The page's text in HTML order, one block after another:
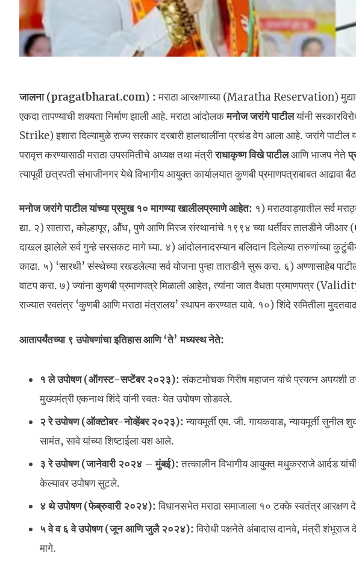
जालना (pragatbharat.com) :मराठा आरक्षणाच्या (Maratha Reservation)
एकदा तापण्याची शक्यता निर्माण झाली आहे. मराठा आंदोलकमनोज जरांगे पाटीलयांनी
Strike) इशारा दिल्यामुळे राज्य सरकार दरबारी हालचालींना प्रचंड वेग आला आहे. जरांगे पाटील
परावृत्त करण्यासाठी मराठा उपसमितीचे अध्यक्ष तथा मंत्रीराधाकृष्ण विखे पाटीलआणि भाजप नेते
त्यापूर्वी छत्रपती संभाजीनगर येथे विभागीय आयुक्त कार्यालयात कुणबी प्रमाणपत्राबाबत आढावा
मनोज जरांगे पाटील यांच्या प्रमुख १० मागण्या खालीलप्रमाणे आहेत: १) मराठवाड्यातील सर्व
द्या. २) सातारा, कोल्हापूर, औंध, पुणे आणि मिरज संस्थानांचे १९९४ च्या धर्तीवर तातडीने
दाखल झालेले सर्व गुन्हे सरसकट मागे घ्या. ४) आंदोलनादरम्यान बलिदान दिलेल्या तरुणांच्या
काढा. ५) ‘सारथी’ संस्थेच्या रखडलेल्या सर्व योजना पुन्हा तातडीने सुरू करा. ६) अण्णासाहेब
वाटप करा. ७) ज्यांना कुणबी प्रमाणपत्रे मिळाली आहेत, त्यांना जात वैधता प्रमाणपत्र
राज्यात स्वतंत्र ‘कुणबी आणि मराठा मंत्रालय’ स्थापन करण्यात यावे. १०) शिंदे समितीला
आतापर्यंतच्या ९ उपोषणांचा इतिहास आणि ‘ते’ मध्यस्थ नेते:
१ ले उपोषण (ऑगस्ट-सप्टेंबर २०२३):संकटमोचक गिरीष महाजन यांचे प्रयत्न
मुख्यमंत्री एकनाथ शिंदे यांनी स्वतः येत उपोषण सोडवले.
२ रे उपोषण (ऑक्टोबर-नोव्हेंबर २०२३):न्यायमूर्ती एम. जी. गायकवाड, न्यायमूर्ती
सामंत, सावे यांच्या शिष्टाईला यश आले.
३ रे उपोषण (जानेवारी २०२४ – मुंबई):तत्कालीन विभागीय आयुक्त मधुकरराजे आर्दड
केल्यावर उपोषण सुटले.
४ थे उपोषण (फेब्रुवारी २०२४):विधानसभेत मराठा समाजाला १० टक्के स्वतंत्र आरक्षण
५ वे व ६ वे उपोषण (जून आणि जुलै २०२४):विरोधी पक्षनेते अंबादास दानवे, मंत्री
मागे.